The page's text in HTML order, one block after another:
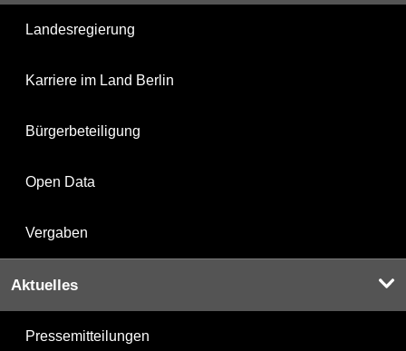
Landesregierung
Karriere im Land Berlin
Bürgerbeteiligung
Open Data
Vergaben
Aktuelles
Pressemitteilungen